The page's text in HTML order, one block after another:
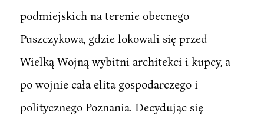
podmiejskich na terenie obecnego
Puszczykowa, gdzie lokowali się przed
Wielką Wojną wybitni architekci i kupcy, a
po wojnie cała elita gospodarczego i
politycznego Poznania. Decydując się